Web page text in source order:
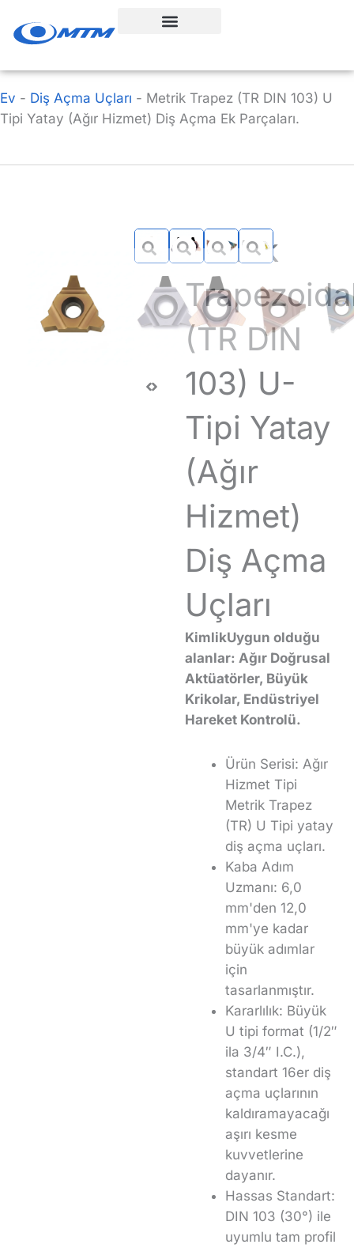
geç
Ev - Diş Açma Uçları - Metrik Trapez (TR DIN 103) U
Tipi Yatay (Ağır Hizmet) Diş Açma Ek Parçaları.
Metrik
(TR DIN
103) U-
Tipi Yatay
(Ağır
Hizmet)
Diş Açma
Uçları
KimlikUygun olduğu
alanlar: Ağır Doğrusal
Aktüatörler, Büyük
Krikolar, Endüstriyel
Hareket Kontrolü.
Ürün Serisi: Ağır
Hizmet Tipi
Metrik Trapez
(TR) U Tipi yatay
diş açma uçları.
Kaba Adım
Uzmanı: 6,0
mm'den 12,0
mm'ye kadar
büyük adımlar
için
tasarlanmıştır.
Kararlılık: Büyük
U tipi format (1/2″
ila 3/4″ I.C.),
standart 16er diş
açma uçlarının
kaldıramayacağı
aşırı kesme
kuvvetlerine
dayanır.
Hassas Standart:
DIN 103 (30°) ile
uyumlu tam profil